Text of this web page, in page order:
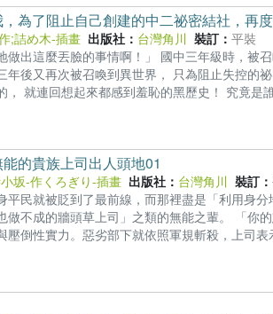
為了阻止自己創建的中二祕密結社，再
;詰め木-插畫 出版社： 台灣角川 裝訂： 平裝
做出這麼丟臉的事情啊！」 國中三年級時，被
年後又再次被召喚到異世界， 只為阻止失控的
， 就連回想起來都感到羞恥的黑歷史！ 究竟是
前讓冥界成為最強組織的幹部「八戒」， 再
的是拯救為歉收所苦的城市與身陷絕境的深
CORPORATION★首刷限定！隨書附
我想成為影之強者！》逢澤大介老師大力推薦！
的貴族上司出人頭地01
坂-作くろぎり-插畫 出版社： 台灣角川 裝訂：
平民就被貶到了最前線，而那裡盡是「利用身
做不成的牆頭草上司」之類的無能之輩。 「
壓倒性實力。惡劣部下就依照軍規斬殺，上司
績堵住惱人上司們的嘴！ 蹂躪腐敗上司、出
★第8屆カクヨム網路小說大賽特別賞！ ★
介推薦！